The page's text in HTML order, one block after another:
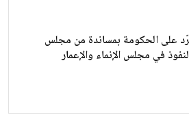
على الحكومة بمساندة من مجلس
في مجلس الإنماء والإعمار